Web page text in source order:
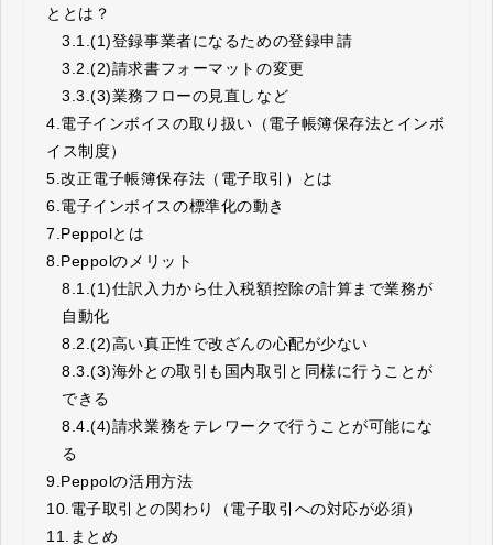
ととは？
3.1.(1)登録事業者になるための登録申請
3.2.(2)請求書フォーマットの変更
3.3.(3)業務フローの見直しなど
4. 電子インボイスの取り扱い（電子帳簿保存法とインボ
イス制度）
5.改正電子帳簿保存法（電子取引）とは
6. 電子インボイスの標準化の動き
7. Peppolとは
8. Peppolのメリット
8.1.(1)仕訳入力から仕入税額控除の計算まで業務が
自動化
8.2.(2)高い真正性で改ざんの心配が少ない
8.3.(3)海外との取引も国内取引と同様に行うことが
できる
8.4.(4)請求業務をテレワークで行うことが可能にな
る
9. Peppolの活用方法
10. 電子取引との関わり（電子取引への対応が必須）
11.
まとめ